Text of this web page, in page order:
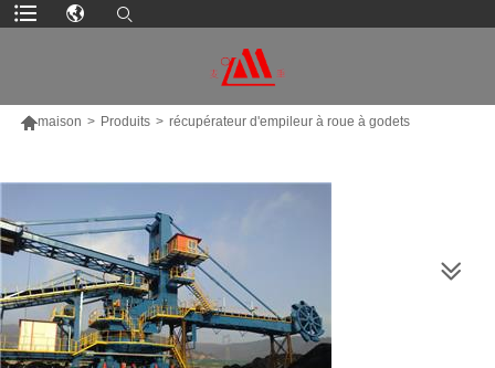
maison > Produits > récupérateur d'empileur à roue à godets
PLUS DE PRODUITS